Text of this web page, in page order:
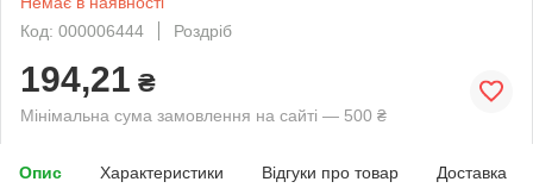
Код: 000006444
Роздріб
194,21 ₴
Мінімальна сума замовлення на сайті — 500 ₴
Опис Характеристики Відгуки про товар Доставка